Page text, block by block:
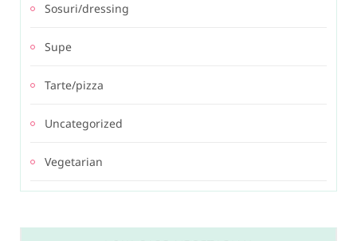
Sosuri/dressing
Supe
Tarte/pizza
Uncategorized
Vegetarian